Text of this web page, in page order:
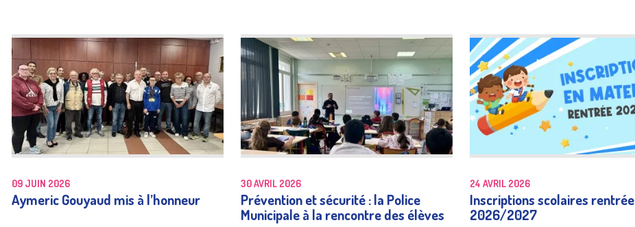
09 JUIN 2026
Aymeric Gouyaud mis à l’honneur
30 AVRIL 2026
Prévention et sécurité : la Police
Municipale à la rencontre des élèves
24 AVRIL 2026
Inscriptions scolaires rentrée
2026/2027